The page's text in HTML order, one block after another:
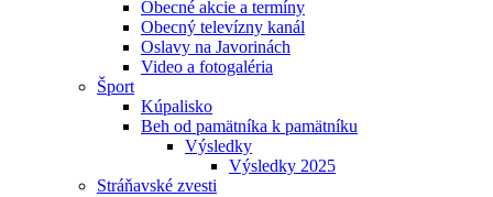
Obecné akcie a termíny
Obecný televízny kanál
Oslavy na Javorinách
Video a fotogaléria
Šport
Kúpalisko
Beh od pamätníka k pamätníku
Výsledky
Výsledky 2025
Stráňavské zvesti